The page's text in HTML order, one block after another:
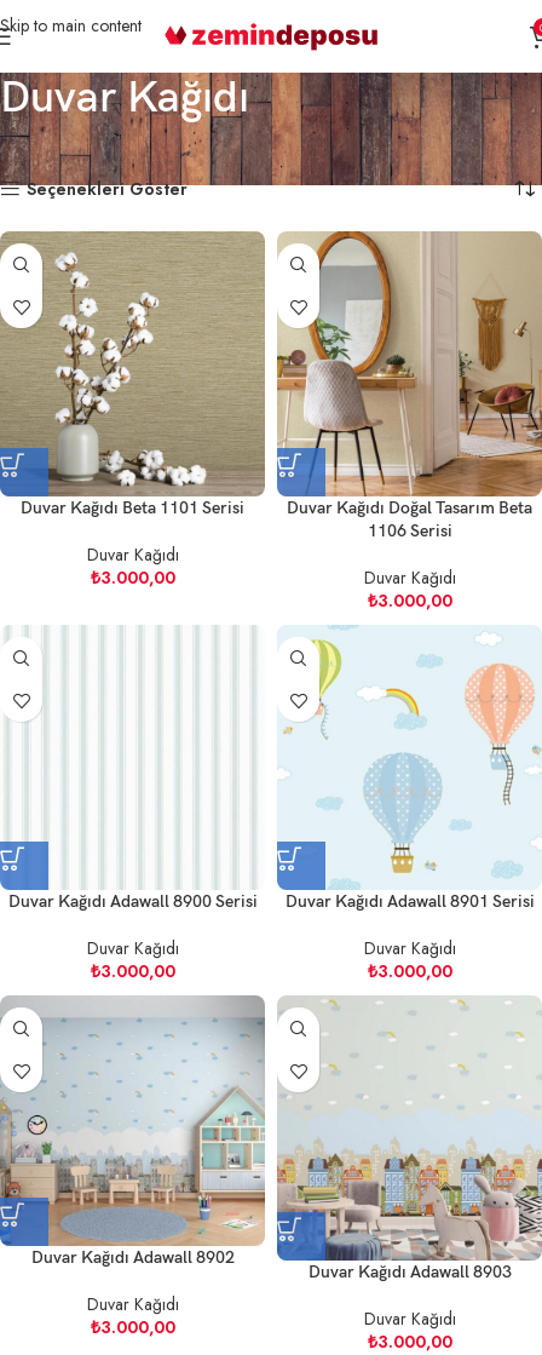
Skip to main content
Duvar Kağıdı
Ana Sayfa Duvar Kağıdı 325 sonuçtan 1-18 arası gösteriliyor
Seçenekleri Göster
Duvar Kağıdı Beta 1101 Serisi
Duvar Kağıdı
₺3.000,00
Duvar Kağıdı Doğal Tasarım Beta
1106 Serisi
Duvar Kağıdı
₺3.000,00
Duvar Kağıdı Adawall 8900 Serisi
Duvar Kağıdı
₺3.000,00
Duvar Kağıdı Adawall 8901 Serisi
Duvar Kağıdı
₺3.000,00
Duvar Kağıdı Adawall 8902
Duvar Kağıdı
₺3.000,00
Duvar Kağıdı Adawall 8903
Duvar Kağıdı
₺3.000,00